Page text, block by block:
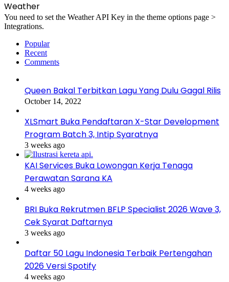
Weather
You need to set the Weather API Key in the theme options page >
Integrations.
Popular
Recent
Comments
Queen Bakal Terbitkan Lagu Yang Dulu Gagal Rilis
October 14, 2022
XLSmart Buka Pendaftaran X-Star Development
Program Batch 3, Intip Syaratnya
3 weeks ago
KAI Services Buka Lowongan Kerja Tenaga
Perawatan Sarana KA
4 weeks ago
BRI Buka Rekrutmen BFLP Specialist 2026 Wave 3,
Cek Syarat Daftarnya
3 weeks ago
Daftar 50 Lagu Indonesia Terbaik Pertengahan
2026 Versi Spotify
4 weeks ago